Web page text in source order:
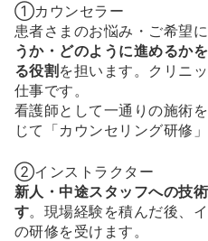
①カウンセラー
患者さまのお悩み・ご希望に
うか・どのように進めるか
る役割を担います。クリニ
仕事です。
看護師として一通りの施術
じて「カウンセリング研修」
②インストラクター
新人・中途スタッフへの技
す。現場経験を積んだ後、
の研修を受けます。